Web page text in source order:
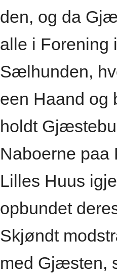
den, og da
alle i Forening
Sælhunden,
een Haand og
holdt
Naboerne paa
Lilles Huus
opbundet
Skjøndt
med Gjæsten,